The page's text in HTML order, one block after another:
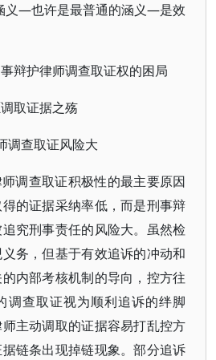
义—也许是最普通的涵义—是效
辩护律师调查取证权的困局
取证据之殇
调查取证风险大
调查取证积极性的最主要原因
的证据采纳率低，而是刑事辩
究刑事责任的风险大。虽然检
务，但基于有效追诉的冲动和
内部考核机制的导向，控方往
调查取证视为顺利追诉的绊脚
主动调取的证据容易打乱控方
链条出现掉链现象。部分追诉